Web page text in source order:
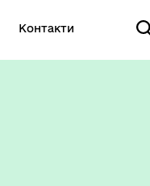
Контакти